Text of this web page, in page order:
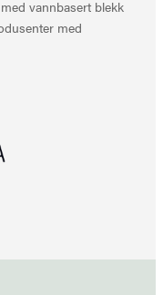
vannbasert blekk
med